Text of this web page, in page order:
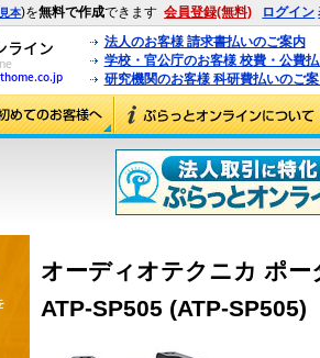
見本)を無料で作成できます 会員登録(無料) ログイン
法人のお客様 請求書払いのご案内
学校・官公庁のお客様 校費・公費
研究機関のお客様 科研費払いのご
オーディオテクニカ ポ
ATP-SP505 (ATP-SP505)